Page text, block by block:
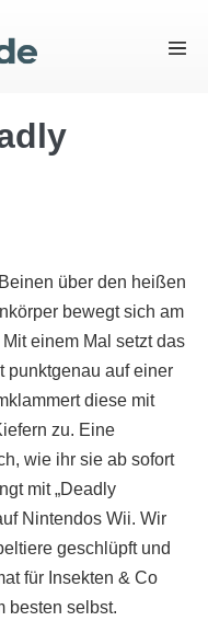
über den heißen
bewegt sich am
einem Mal setzt das
punktgenau auf einer
diese mit
zu. Eine
wie ihr sie ab sofort
mit „Deadly
Nintendos Wii. Wir
geschlüpft und
für Insekten & Co
besten selbst.